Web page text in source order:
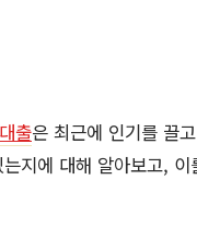
출은 최근에 인기를 끌
지에 대해 알아보고, 이